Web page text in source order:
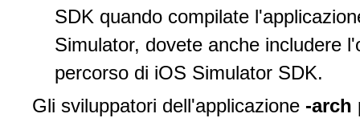
SDK quando compilate
Simulator, dovete anche includere
percorso di iOS Simulator SDK.
Gli sviluppatori dell'applicazione -arch